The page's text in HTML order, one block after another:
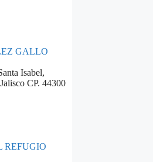
GALLO
Isabel,
CP. 44300
REFUGIO